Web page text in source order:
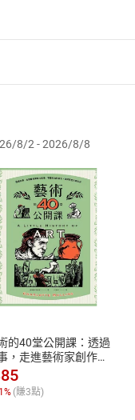
條第1項後段暨通訊交
品即代表知悉本店
請求退貨退款。
辦理退貨時，請登入
行審核，待審核通過
單為單位進行取消/
放入購物車
Shopping cart
？
8/2 - 2026/8/8
的40堂公開課：透過
，走進藝術家創作現
看藝術如何誕生、如
塑人類生活【電子
1 % (賺3點)